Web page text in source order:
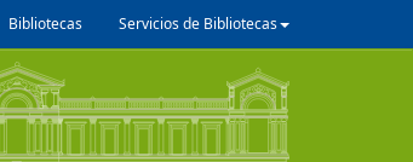
Bibliotecas Servicios de Bibliotecas